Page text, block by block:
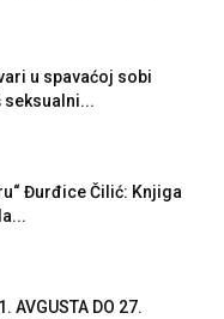
u spavaćoj sobi
seksualni...
Đurđice Čilić: Knjiga
AVGUSTA DO 27.